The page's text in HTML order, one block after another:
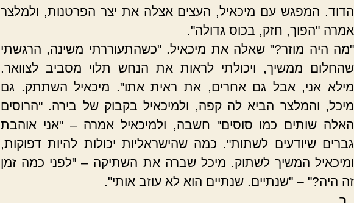
הדוד. המפגש עם מיכאיל, העצים אצלה את יצר הפרטנות, ולמלצר
אמרה "הפוך, חזק, בכוס גדולה".
"מה היה מוזר?" שאלה את מיכאיל. "כשהתעוררתי משינה, הרגשתי
שהחלום ממשיך, ויכולתי לראות את הנחש תלוי מסביב לצוואר.
מילא אני, אבל גם אחרים, את ראית אתו". מיכאיל השתתק. גם
מיכל, והמלצר הביא לה קפה, ולמיכאיל בקבוק של בירה. "הרוסים
האלה שותים כמו סוסים" חשבה, ולמיכאיל אמרה – "אני אוהבת
גברים שיודעים לשתות". כמה שהישראליות יכולות להיות דפוקות,
ומיכאיל המשיך לשתוק. מיכל שברה את השתיקה – "לפני כמה זמן
זה היה?" – "שנתיים. שנתיים הוא לא עוזב אותי".
ב.